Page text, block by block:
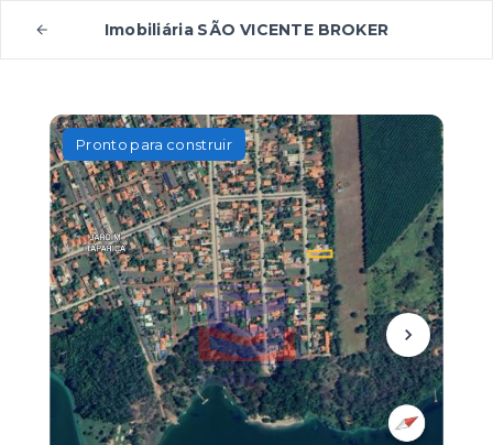
Imobiliária SÃO VICENTE BROKER
Pronto para construir